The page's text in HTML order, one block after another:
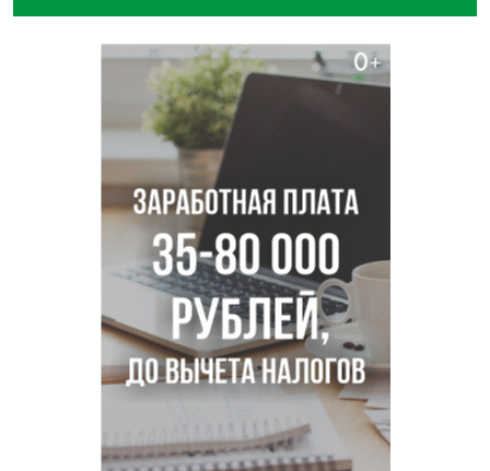
Африканский врач поразил новосибирцев в травмпункте
Покрытие рулежных дорожек обновили в аэропорту
Толмачево по нацпроекту
В Новосибирске зафиксирован рост заболеваемости
энтеровирусной инфекцией
В Новосибирске осудили внука за продажу дедова ружья